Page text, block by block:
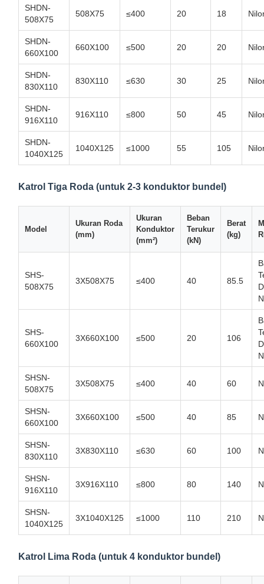
SHDN-
508X75
508X75 ≤400 20 18
SHDN-
660X100
660X100 ≤500 20 20
SHDN-
830X110
830X110 ≤630 30 25
SHDN-
916X110
916X110 ≤800 50 45
SHDN-
1040X125
1040X125 ≤1000 55 105
Katrol Tiga Roda (untuk 2-3 konduktor bundel)
Model
Ukuran Roda
(mm)
Ukuran
Konduktor
(mm²)
Beban
Terukur
(kN)
Berat
(kg)
SHS-
508X75
3X508X75 ≤400 40 85.5
SHS-
660X100
3X660X100 ≤500 20 106
SHSN-
508X75
3X508X75 ≤400 40 60
SHSN-
660X100
3X660X100 ≤500 40 85
SHSN-
830X110
3X830X110 ≤630 60 100
SHSN-
916X110
3X916X110 ≤800 80 140
SHSN-
1040X125
3X1040X125 ≤1000 110 210
Katrol Lima Roda (untuk 4 konduktor bundel)